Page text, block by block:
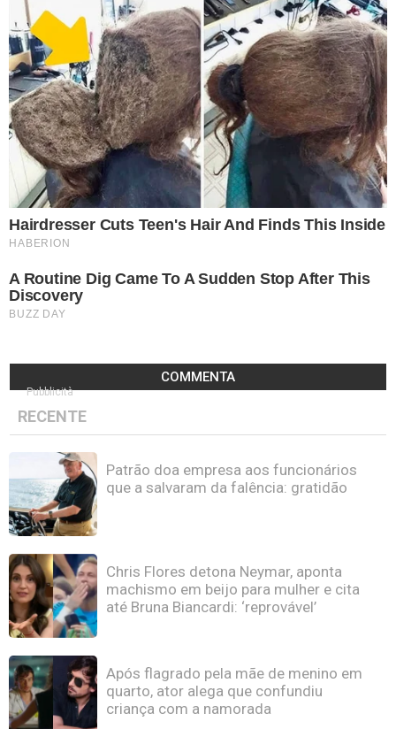
COMMENTA
Pubblicità
RECENTE
Patrão doa empresa aos funcionários
que a salvaram da falência: gratidão
Chris Flores detona Neymar, aponta
machismo em beijo para mulher e cita
até Bruna Biancardi: ‘reprovável’
Após flagrado pela mãe de menino em
quarto, ator alega que confundiu
criança com a namorada